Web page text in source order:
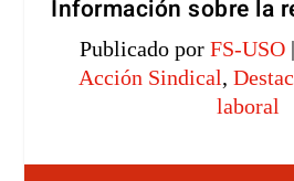
Información sobre la
Publicado por FS-USO |
Acción Sindical,
laboral